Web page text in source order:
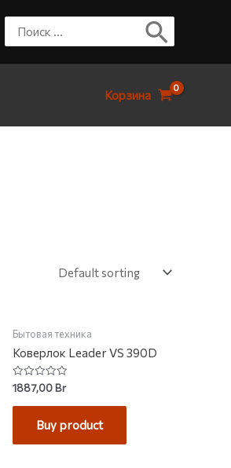
Корзина
Бытовая техника
Коверлок Leader VS 390D
Rated
0
out
1887,00Br
Buy product